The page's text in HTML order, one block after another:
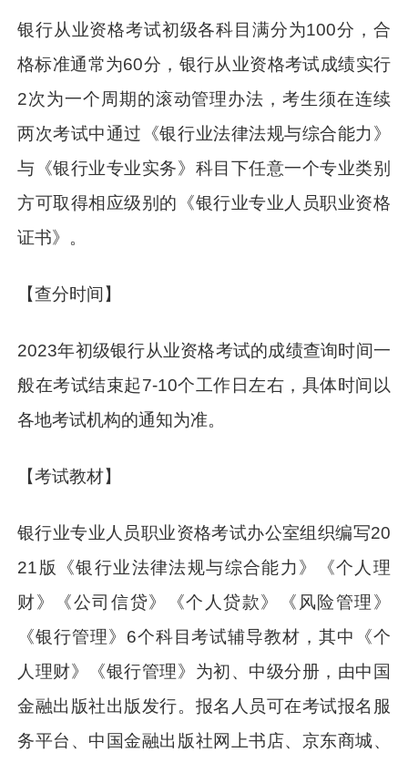
银行从业资格考试初级各科目满分为100分，合
格标准通常为60分，银行从业资格考试成绩实行
2次为一个周期的滚动管理办法，考生须在连续
两次考试中通过《银行业法律法规与综合能力》
与《银行业专业实务》科目下任意一个专业类别
方可取得相应级别的《银行业专业人员职业资格
证书》。
【查分时间】
2023年初级银行从业资格考试的成绩查询时间一
般在考试结束起7-10个工作日左右，具体时间以
各地考试机构的通知为准。
【考试教材】
银行业专业人员职业资格考试办公室组织编写20
21版《银行业法律法规与综合能力》《个人理
财》《公司信贷》《个人贷款》《风险管理》
《银行管理》6个科目考试辅导教材，其中《个
人理财》《银行管理》为初、中级分册，由中国
金融出版社出版发行。报名人员可在考试报名服
务平台、中国金融出版社网上书店、京东商城、